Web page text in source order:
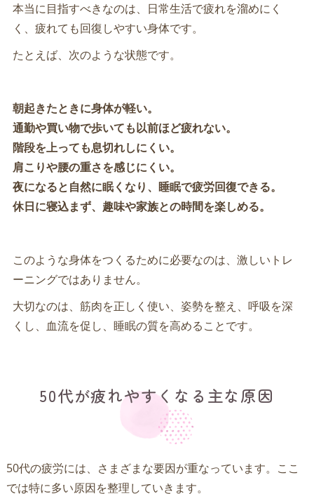
本当に目指すべきなのは、日常生活で疲れを溜めにく
く、疲れても回復しやすい身体です。
たとえば、次のような状態です。
朝起きたときに身体が軽い。
通勤や買い物で歩いても以前ほど疲れない。
階段を上っても息切れしにくい。
肩こりや腰の重さを感じにくい。
夜になると自然に眠くなり、睡眠で疲労回復できる。
休日に寝込まず、趣味や家族との時間を楽しめる。
このような身体をつくるために必要なのは、激しいトレ
ーニングではありません。
大切なのは、筋肉を正しく使い、姿勢を整え、呼吸を深
くし、血流を促し、睡眠の質を高めることです。
50代が疲れやすくなる主な原因
50代の疲労には、さまざまな要因が重なっています。ここ
では特に多い原因を整理していきます。